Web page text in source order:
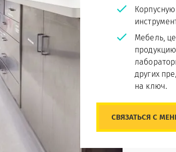
Мебель,
других
на ключ.
СВЯЗАТЬСЯ С